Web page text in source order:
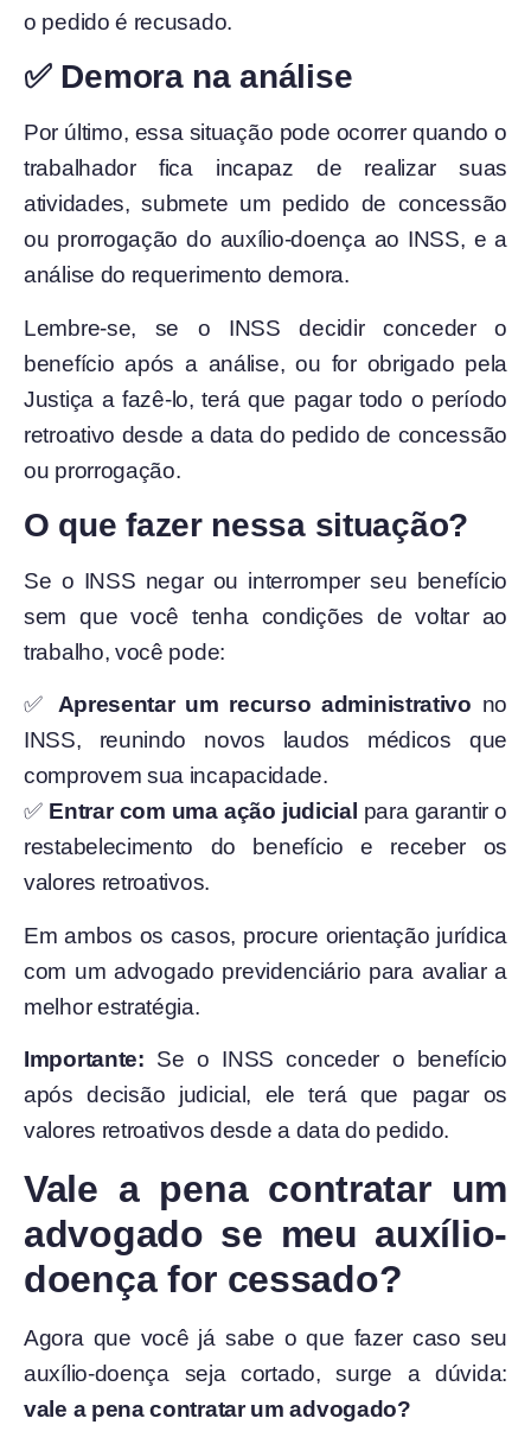
o pedido é recusado.
✅ Demora na análise
Por último, essa situação pode ocorrer quando o
trabalhador fica incapaz de realizar suas
atividades, submete um pedido de concessão
ou prorrogação do auxílio-doença ao INSS, e a
análise do requerimento demora.
Lembre-se, se o INSS decidir conceder o
benefício após a análise, ou for obrigado pela
Justiça a fazê-lo, terá que pagar todo o período
retroativo desde a data do pedido de concessão
ou prorrogação.
O que fazer nessa situação?
Se o INSS negar ou interromper seu benefício
sem que você tenha condições de voltar ao
trabalho, você pode:
✅ Apresentar um recurso administrativo no
INSS, reunindo novos laudos médicos que
comprovem sua incapacidade.
✅ Entrar com uma ação judicial para garantir o
restabelecimento do benefício e receber os
valores retroativos.
Em ambos os casos, procure orientação jurídica
com um advogado previdenciário para avaliar a
melhor estratégia.
Importante: Se o INSS conceder o benefício
após decisão judicial, ele terá que pagar os
valores retroativos desde a data do pedido.
Vale a pena contratar um
advogado se meu auxílio-
doença for cessado?
Agora que você já sabe o que fazer caso seu
auxílio-doença seja cortado, surge a dúvida:
vale a pena contratar um advogado?